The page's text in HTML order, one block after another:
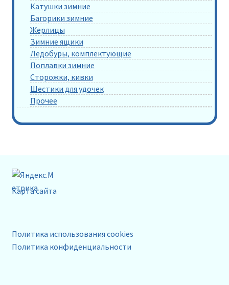
Катушки зимние
Багорики зимние
Жерлицы
Зимние ящики
Ледобуры, комплектующие
Поплавки зимние
Сторожки, кивки
Шестики для удочек
Прочее
Карта сайта
Политика использования cookies
Политика конфиденциальности